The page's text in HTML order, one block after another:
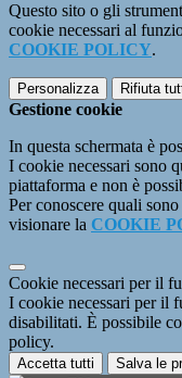
Questo sito o gli
cookie necessari al
COOKIE POLICY.
Personalizza Rifiuta
Gestione cookie
In questa schermata è
I cookie necessari sono
piattaforma e non è
Per conoscere quali
visionare la COOKIE
Cookie necessari per il
I cookie necessari per il
disabilitati. È possibile
policy.
Accetta tutti Salva le